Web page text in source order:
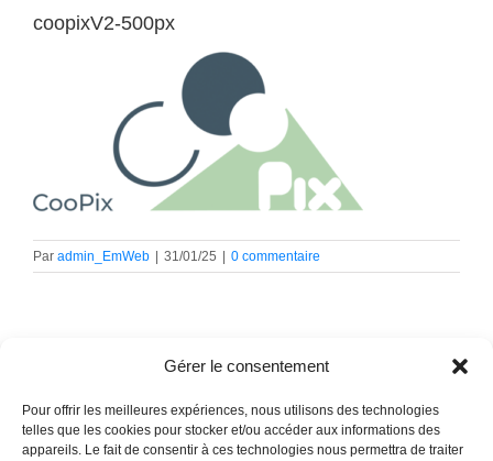
Gérer le consentement
Pour offrir les meilleures expériences, nous utilisons des technologies
telles que les cookies pour stocker et/ou accéder aux informations des
appareils. Le fait de consentir à ces technologies nous permettra de traiter
coopixV2-500px
Par admin_EmWeb | 31/01/25 | 0 commentaire